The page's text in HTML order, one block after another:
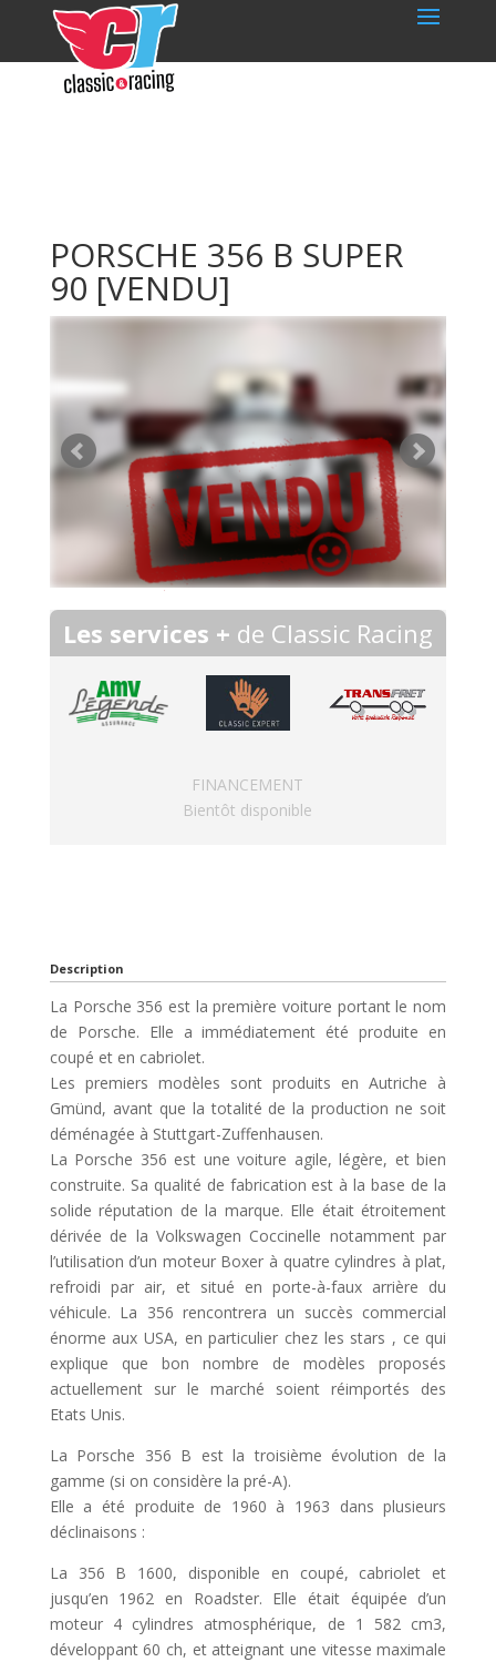
PORSCHE 356 B SUPER
90 [VENDU]
Les services + de Classic Racing
FINANCEMENT
Bientôt disponible
Description
La Porsche 356 est la première voiture portant le nom
de Porsche. Elle a immédiatement été produite en
coupé et en cabriolet.
Les premiers modèles sont produits en Autriche à
Gmünd, avant que la totalité de la production ne soit
déménagée à Stuttgart-Zuffenhausen.
La Porsche 356 est une voiture agile, légère, et bien
construite. Sa qualité de fabrication est à la base de la
solide réputation de la marque. Elle était étroitement
dérivée de la Volkswagen Coccinelle notamment par
l’utilisation d’un moteur Boxer à quatre cylindres à plat,
refroidi par air, et situé en porte-à-faux arrière du
véhicule. La 356 rencontrera un succès commercial
énorme aux USA, en particulier chez les stars , ce qui
explique que bon nombre de modèles proposés
actuellement sur le marché soient réimportés des
Etats Unis.
La Porsche 356 B est la troisième évolution de la
gamme (si on considère la pré-A).
Elle a été produite de 1960 à 1963 dans plusieurs
déclinaisons :
La 356 B 1600, disponible en coupé, cabriolet et
jusqu’en 1962 en Roadster. Elle était équipée d’un
moteur 4 cylindres atmosphérique, de 1 582 cm3,
développant 60 ch, et atteignant une vitesse maximale